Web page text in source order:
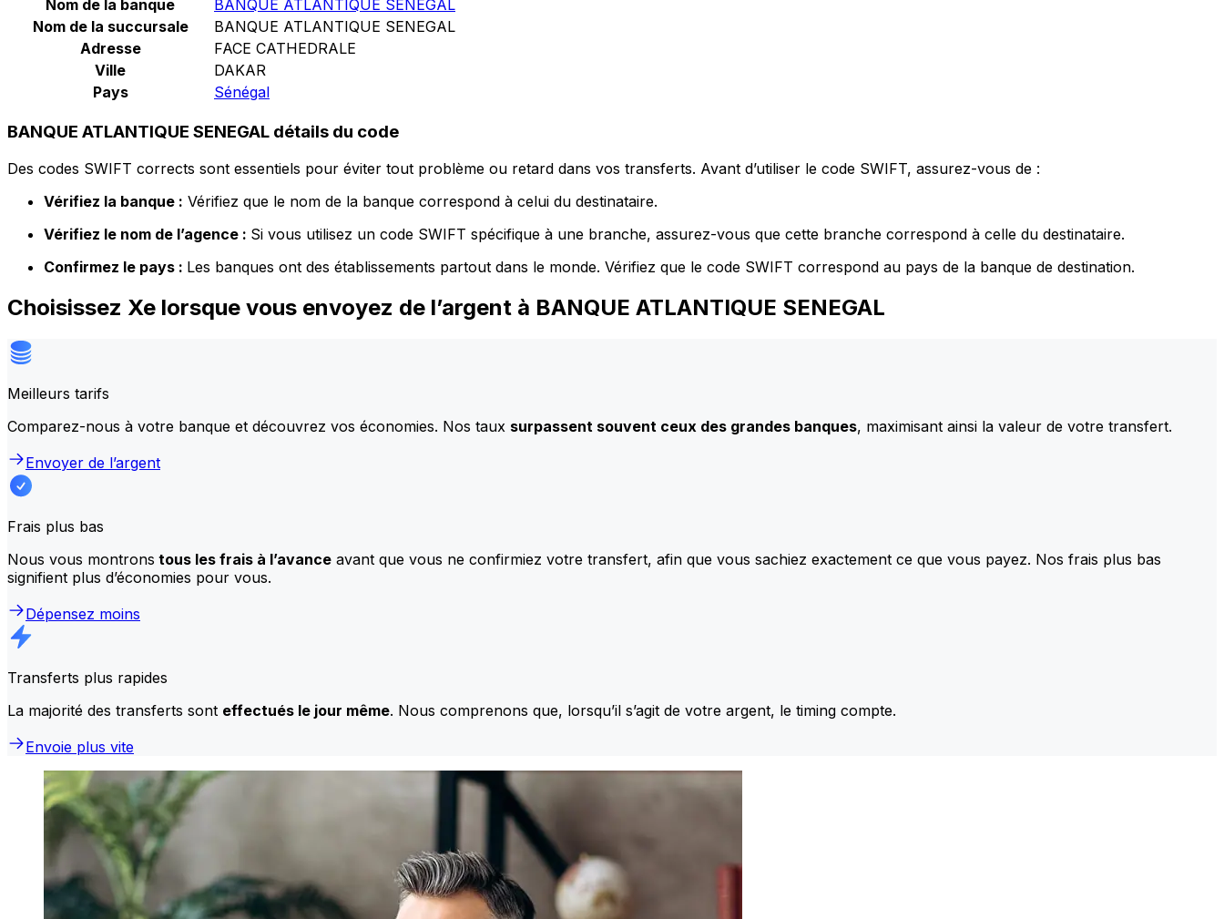
Nom de la banque
BANQUE ATLANTIQUE SENEGAL
Nom de la succursale
BANQUE ATLANTIQUE SENEGAL
Adresse
FACE CATHEDRALE
Ville
DAKAR
Pays
Sénégal
BANQUE ATLANTIQUE SENEGAL détails du code
Des codes SWIFT corrects sont essentiels pour éviter tout problème ou retard dans vos transferts. Avant d’utiliser le code SWIFT, assurez-vous de :
Vérifiez la banque : Vérifiez que le nom de la banque correspond à celui du destinataire.
Vérifiez le nom de l’agence : Si vous utilisez un code SWIFT spécifique à une branche, assurez-vous que cette branche correspond à celle du destinataire.
Confirmez le pays : Les banques ont des établissements partout dans le monde. Vérifiez que le code SWIFT correspond au pays de la banque de destination.
Choisissez Xe lorsque vous envoyez de l’argent à BANQUE ATLANTIQUE SENEGAL
Meilleurs tarifs
Comparez-nous à votre banque et découvrez vos économies. Nos taux surpassent souvent ceux des grandes banques, maximisant ainsi la valeur de votre transfert.
Envoyer de l’argent
Frais plus bas
Nous vous montrons tous les frais à l’avance avant que vous ne confirmiez votre transfert, afin que vous sachiez exactement ce que vous payez. Nos frais plus bas
signifient plus d’économies pour vous.
Dépensez moins
Transferts plus rapides
La majorité des transferts sont effectués le jour même. Nous comprenons que, lorsqu’il s’agit de votre argent, le timing compte.
Envoie plus vite